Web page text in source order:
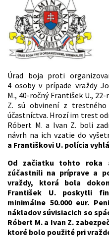
Úrad boja proti
4 osoby v prípade vraždy
M., 40-ročný František U.,
Z. sú obvinení z
účastníctva. Hrozí im trest
Róbert M. a Ivan Z. boli
návrh na ich vzatie do
a Františkovi U. polícia
Od začiatku tohto
zúčastnili na príprave a
vraždy, ktorá bola
František U. poskytli
minimálne 50.000 eur.
nákladov súvisiacich so
Róbert M. a Ivan Z.
ktoré bolo použité pri